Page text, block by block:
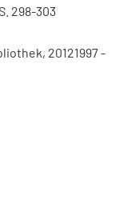
298-303
20121997 -